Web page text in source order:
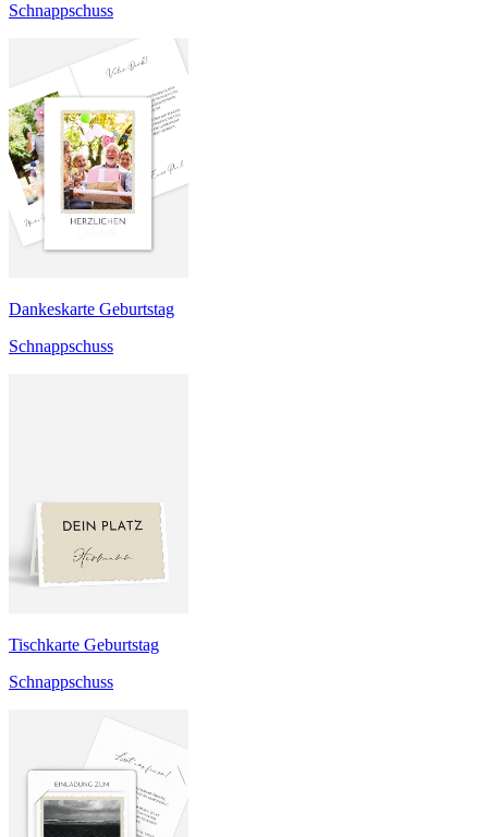
Schnappschuss
Dankeskarte Geburtstag
Schnappschuss
Tischkarte Geburtstag
Schnappschuss